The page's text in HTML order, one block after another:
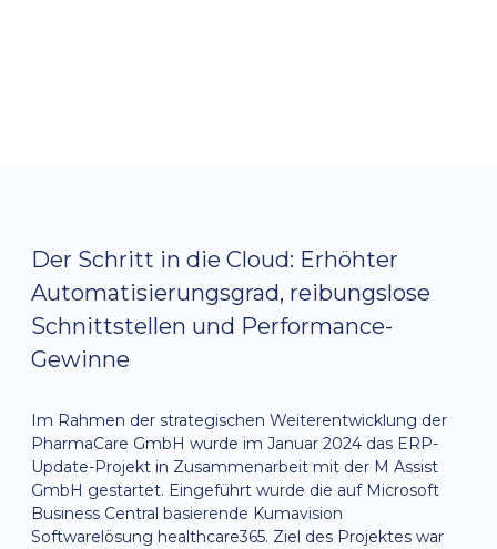
Der Schritt in die Cloud: Erhöhter
Automatisierungsgrad, reibungslose
Schnittstellen und Performance-
Gewinne
Im Rahmen der strategischen Weiterentwicklung der
PharmaCare GmbH wurde im Januar 2024 das ERP-
Update-Projekt in Zusammenarbeit mit der M Assist
GmbH gestartet. Eingeführt wurde die auf Microsoft
Business Central basierende Kumavision
Softwarelösung healthcare365. Ziel des Projektes war